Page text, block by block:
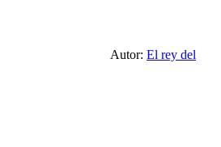
Autor: El rey del